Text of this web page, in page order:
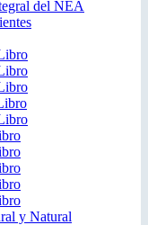
del NEA
y Natural